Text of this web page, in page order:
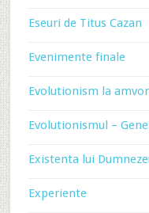
Eseuri de Titus Cazan
Evenimente finale
Evolutionism la
Evolutionismul –
Existenta lui
Experiente